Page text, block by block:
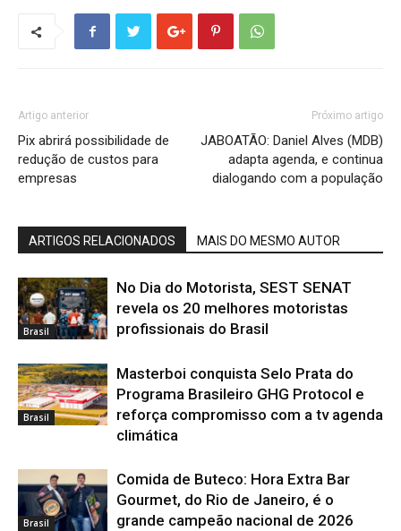
Artigo anterior
Pix abrirá possibilidade de
redução de custos para
empresas
Próximo artigo
JABOATÃO: Daniel Alves (MDB)
adapta agenda, e continua
dialogando com a população
ARTIGOS RELACIONADOS MAIS DO MESMO AUTOR
Brasil
No Dia do Motorista, SEST SENAT
revela os 20 melhores motoristas
profissionais do Brasil
Brasil
Masterboi conquista Selo Prata do
Programa Brasileiro GHG Protocol e
reforça compromisso com a tv agenda
climática
Brasil
Comida de Buteco: Hora Extra Bar
Gourmet, do Rio de Janeiro, é o
grande campeão nacional de 2026